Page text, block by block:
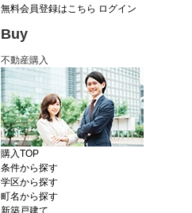
無料会員登録はこちら ログイン
Buy
不動産購入
購入TOP
条件から探す
学区から探す
町名から探す